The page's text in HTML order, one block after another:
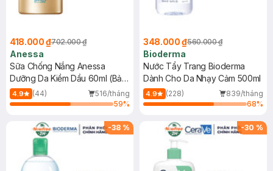
418.000 ₫702.000 ₫
Anessa
Sữa Chống Nắng Anessa
Dưỡng Da Kiềm Dầu 60ml (Bản
Mới)
4.9 (44)
516/tháng
59%
348.000 ₫560.000 ₫
Bioderma
Nước Tẩy Trang Bioderma
Dành Cho Da Nhạy Cảm 500ml
4.9 (228)
839/tháng
68%
-38 % -30 %